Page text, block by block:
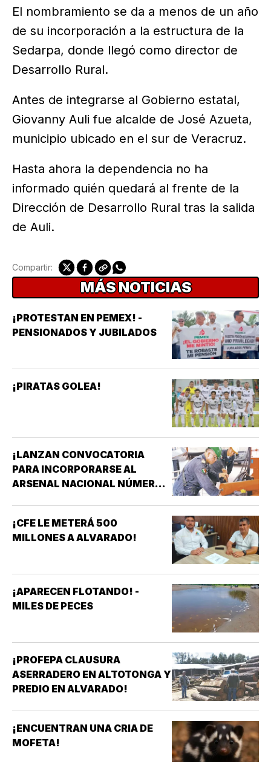
El nombramiento se da a menos de un año
de su incorporación a la estructura de la
Sedarpa, donde llegó como director de
Desarrollo Rural.
Antes de integrarse al Gobierno estatal,
Giovanny Auli fue alcalde de José Azueta,
municipio ubicado en el sur de Veracruz.
Hasta ahora la dependencia no ha
informado quién quedará al frente de la
Dirección de Desarrollo Rural tras la salida
de Auli.
Compartir:
MÁS NOTICIAS
¡PROTESTAN EN PEMEX! -
PENSIONADOS Y JUBILADOS
¡PIRATAS GOLEA!
¡LANZAN CONVOCATORIA
PARA INCORPORARSE AL
ARSENAL NACIONAL NÚMERO
¡CFE LE METERÁ 500
MILLONES A ALVARADO!
¡APARECEN FLOTANDO! -
MILES DE PECES
¡PROFEPA CLAUSURA
ASERRADERO EN ALTOTONGA Y
PREDIO EN ALVARADO!
¡ENCUENTRAN UNA CRIA DE
MOFETA!